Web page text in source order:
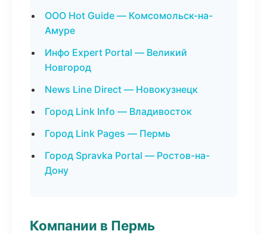
ООО Hot Guide — Комсомольск-на-
Амуре
Инфо Expert Portal — Великий
Новгород
News Line Direct — Новокузнецк
Город Link Info — Владивосток
Город Link Pages — Пермь
Город Spravka Portal — Ростов-на-
Дону
Компании в Пермь